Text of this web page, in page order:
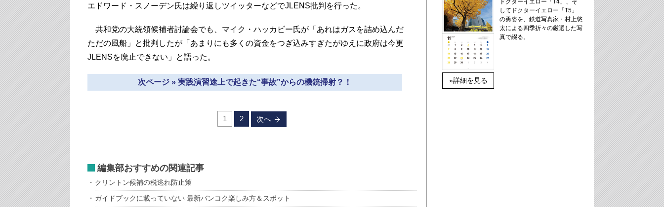
エドワード・スノーデン氏は繰り返しツイッターなどでJLENS批判を行った。
共和党の大統領候補者討論会でも、マイク・ハッカビー氏が「あれはガスを詰め込んだ
ただの風船」と批判したが「あまりにも多くの資金をつぎ込みすぎたがゆえに政府は今更
JLENSを廃止できない」と語った。
次ページ » 実践演習途上で起きた“事故”からの機銃掃射？！
1 2 次へ
編集部おすすめの関連記事
クリントン候補の税逃れ防止策
ガイドブックに載っていない 最新バンコク楽しみ方＆スポット
»詳細を見る
ドクターイエロー「T4」、そ
してドクターイエロー「T5」
の勇姿を、鉄道写真家・村上悠
太による四季折々の厳選した写
真で綴る。